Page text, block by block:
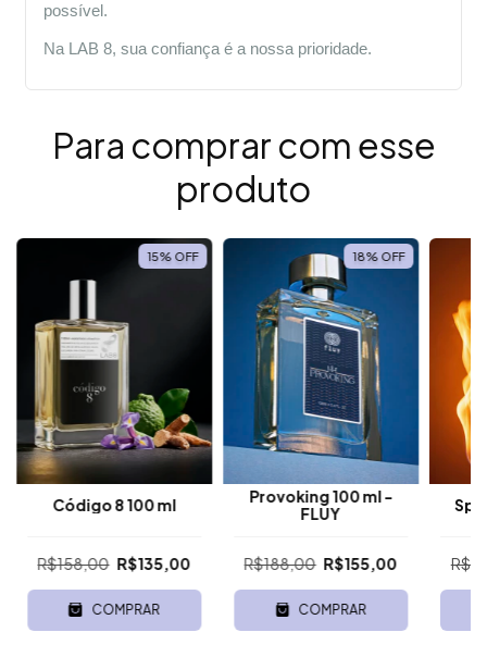
possível.
Na LAB 8, sua confiança é a nossa prioridade.
Para comprar com esse
produto
15% OFF
Código 8 100 ml
R$158,00 R$135,00
COMPRAR
18% OFF
Provoking 100 ml -
FLUY
R$188,00 R$155,00
COMPRAR